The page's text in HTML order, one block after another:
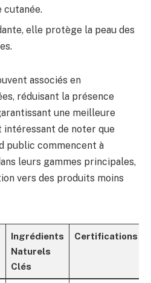
cutanée.
elle protège la peau des
associés en
réduisant la présence
une meilleure
de noter que
public commencent à
leurs gammes principales,
vers des produits moins
Ingrédients
Naturels
Clés
Certifications